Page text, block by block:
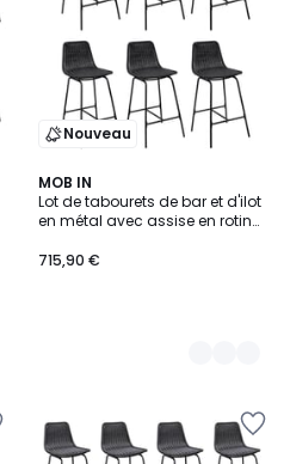
Nouveau
MOB IN
Lot de tabourets de bar et d'ilot
en métal avec assise en rotin
715,90 €
2
Couleurs